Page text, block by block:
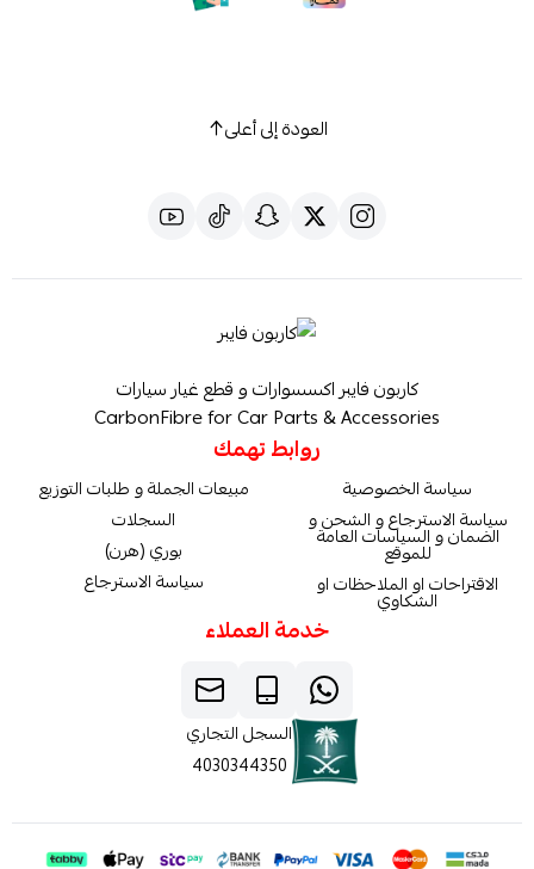
العودة إلى أعلى
كاربون فايبر اكسسوارات و قطع غيار سيارات
CarbonFibre for Car Parts & Accessories
روابط تهمك
سياسة الخصوصية
سياسة الاسترجاع و الشحن و
الضمان و السياسات العامة
للموقع
الاقتراحات او الملاحظات او
الشكاوي
مبيعات الجملة و طلبات التوزيع
السجلات
بوري (هرن)
سياسة الاسترجاع
خدمة العملاء
السجل التجاري
4030344350